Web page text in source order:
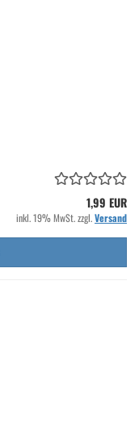
1,99 EUR
inkl. 19% MwSt. zzgl.Versand